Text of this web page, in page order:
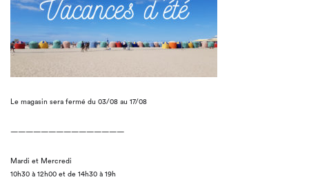
Le magasin sera fermé du 03/08 au 17/08
———————————————
Mardi et Mercredi
10h30 à 12h00 et de 14h30 à 19h